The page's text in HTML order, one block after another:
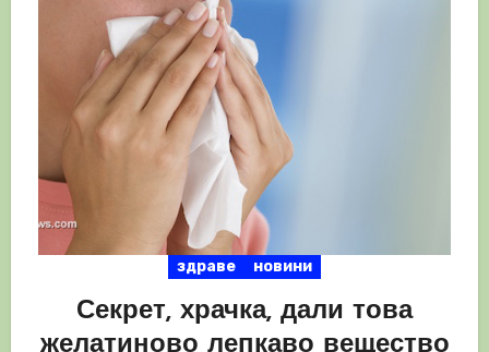
здраве новини
Секрет, храчка, дали това
желатиново лепкаво вещество